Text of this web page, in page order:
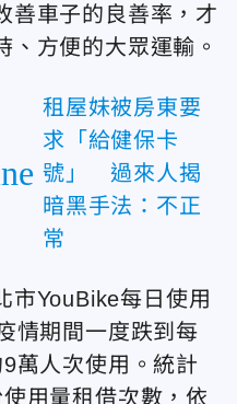
善車子的良善率，才
、方便的大眾運輸。
租屋妹被房東要
求「給健保卡
號」 過來人揭
暗黑手法：不正
常
市YouBike每日使用
情期間一度跌到每
萬人次使用。統計
用量租借次數，依